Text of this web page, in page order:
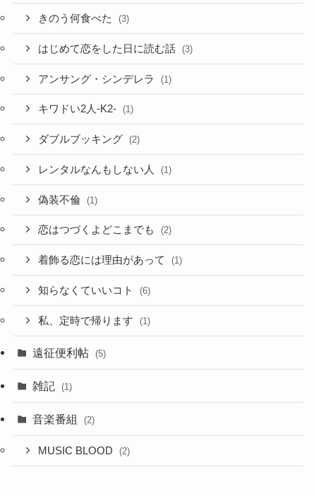
きのう何食べた (3)
はじめて恋をした日に読む話 (3)
アンサング・シンデレラ (1)
キワドい2人-K2- (1)
ダブルブッキング (2)
レンタルなんもしない人 (1)
偽装不倫 (1)
恋はつづくよどこまでも (2)
着飾る恋には理由があって (1)
知らなくていいコト (6)
私、定時で帰ります (1)
遠征便利帖 (5)
雑記 (1)
音楽番組 (2)
MUSIC BLOOD (2)